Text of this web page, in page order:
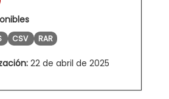
CSV RAR
22 de abril de 2025